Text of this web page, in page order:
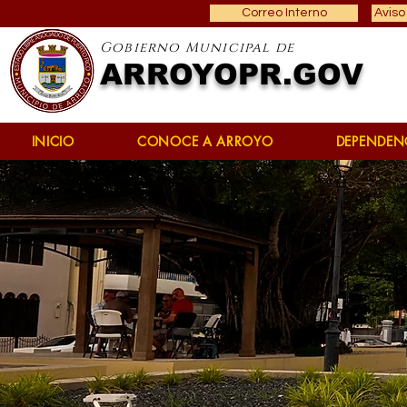
Correo Interno
Gobierno Municipal de
ARROYOPR.GOV
INICIO CONOCE A ARROYO